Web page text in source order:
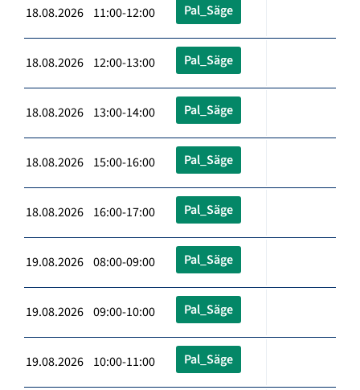
18.08.2026 11:00-12:00 Pal_Säge
18.08.2026 12:00-13:00 Pal_Säge
18.08.2026 13:00-14:00 Pal_Säge
18.08.2026 15:00-16:00 Pal_Säge
18.08.2026 16:00-17:00 Pal_Säge
19.08.2026 08:00-09:00 Pal_Säge
19.08.2026 09:00-10:00 Pal_Säge
19.08.2026 10:00-11:00 Pal_Säge